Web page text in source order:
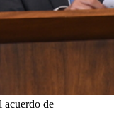
acuerdo de